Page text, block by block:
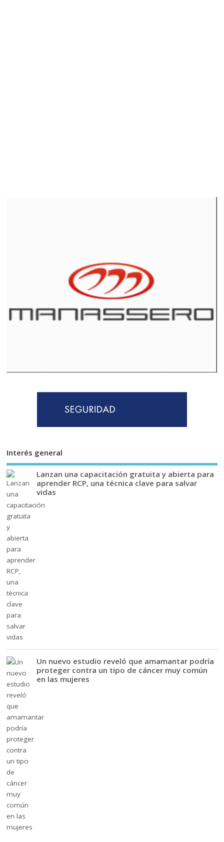
Interés general
Lanzan una capacitación gratuita y abierta para
aprender RCP, una técnica clave para salvar
vidas
Un nuevo estudio reveló que amamantar podría
proteger contra un tipo de cáncer muy común
en las mujeres